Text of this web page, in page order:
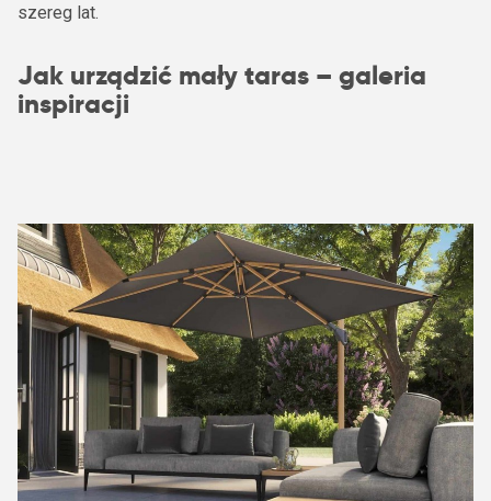
szereg lat.
Jak urządzić mały taras – galeria
inspiracji